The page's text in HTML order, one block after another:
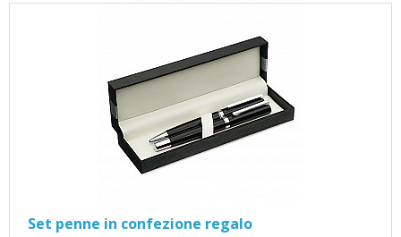
Set penne in confezione regalo